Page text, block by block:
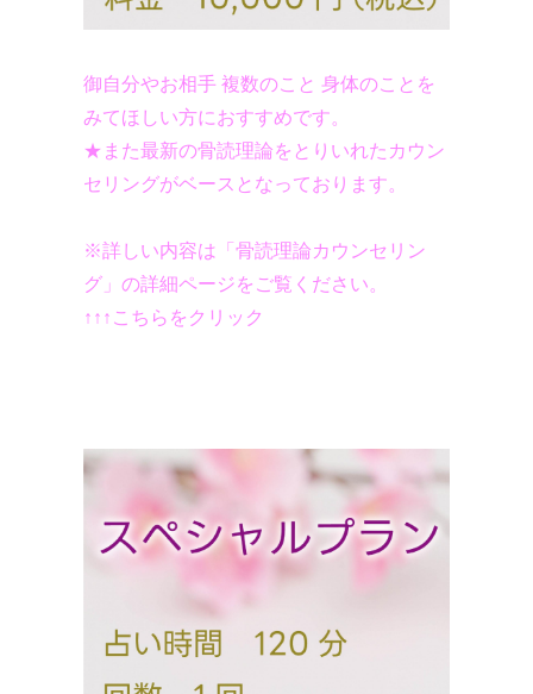
御自分やお相手 複数のこと 身体のことを
みてほしい方におすすめです。​
​​★また最新の骨読理論をとりいれたカウン
セリングがベースとなっております。
※詳しい内容は「骨読理論カウンセリン
グ」の詳細ページをご覧ください。
↑↑↑こちらをクリック